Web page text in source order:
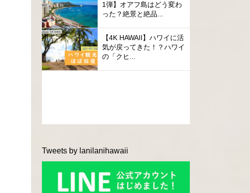
1弾】オアフ島はどう変わ
った？絶景と絶品...
【4K HAWAII】ハワイに活
気が戻ってきた！？ハワイ
の「クヒ...
Tweets by lanilanihawaii